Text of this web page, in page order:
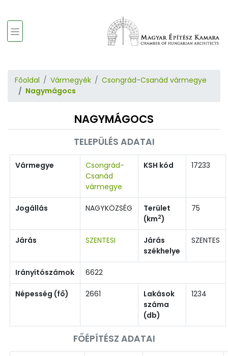
Főoldal Vármegyék
Csongrád-Csanád vármegye
Nagymágocs
NAGYMÁGOCS
TELEPÜLÉS ADATAI
Vármegye
Csongrád-
Csanád
vármegye
KSH kód 17233
Jogállás NAGYKÖZSÉG
Terület
(km2)
75
Járás SZENTESI
Járás
székhelye
SZENTES
Irányítószámok 6622
Népesség (fő) 2661
Lakások
száma
(db)
1234
FŐÉPÍTÉSZ ADATAI